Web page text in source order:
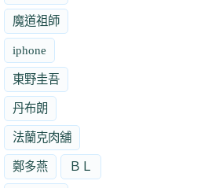
魔道祖師
iphone
東野圭吾
丹布朗
法蘭克肉舖
鄭多燕 ＢＬ